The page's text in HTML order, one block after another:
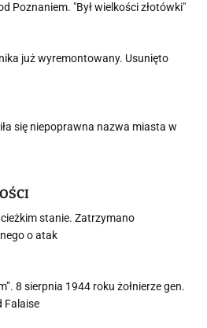
Poznaniem. "Był wielkości złotówki"
już wyremontowany. Usunięto
się niepoprawna nazwa miasta w
stanie. Zatrzymano
o atak
8 sierpnia 1944 roku żołnierze gen.
Falaise